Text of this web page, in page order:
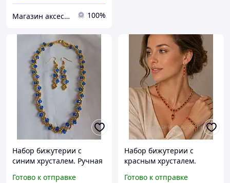
Магазин аксессуаров Silver Taurus. 100%
Набор бижутерии с
синим хрусталем. Ручная
Готово к отправке
Набор бижутерии с
красным хрусталем.
Готово к отправке